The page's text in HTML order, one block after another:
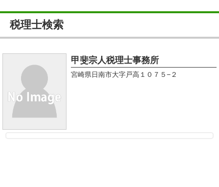
税理士検索
甲斐宗人税理士事務所
宮崎県日南市大字戸高１０７５−２